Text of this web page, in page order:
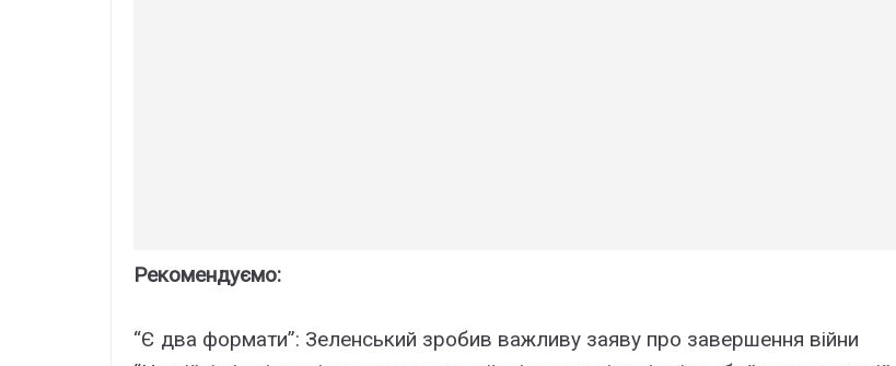
Рекомендуємо:
“Є два формати”: Зеленський зробив важливу заяву про завершення війни